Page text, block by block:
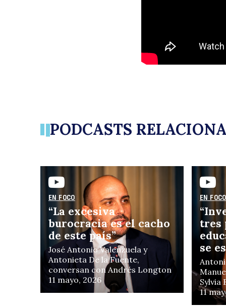
PODCASTS
EN FOCO
“La excesiva
burocracia es el cacho
de este país”
José Antonio Valenzuela y
Antonieta De la Fuente,
conversan con Andrés Longton
11 mayo, 2026
EN FOCO
tres
se
Sylvia
11